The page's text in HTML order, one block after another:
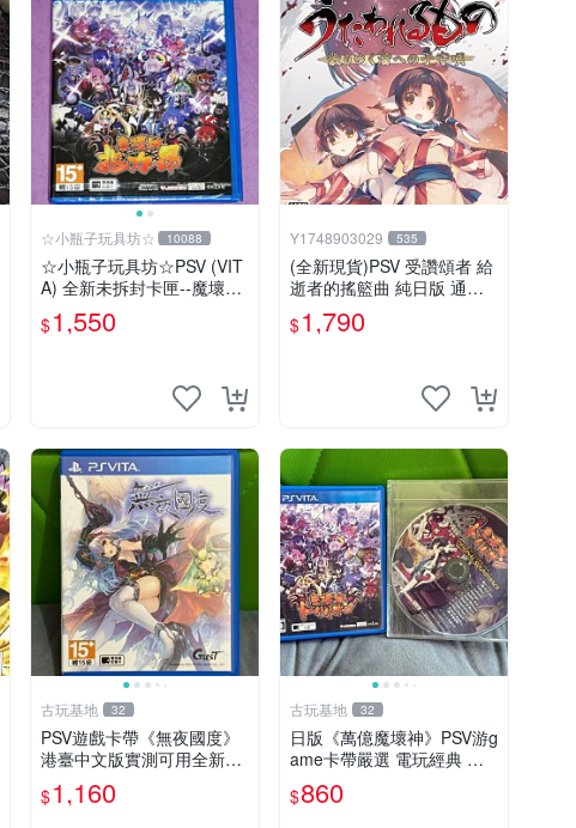
☆小瓶子玩具坊☆ 10088
☆小瓶子玩具坊☆PSV (VIT
A) 全新未拆封卡匣--魔壞神
兆力翁 繁體中文版
$1,550
Y1748903029 535
(全新現貨)PSV 受讚頌者 給
逝者的搖籃曲 純日版 通常
$1,790
古玩基地 32
PSV遊戲卡帶《無夜國度》
港臺中文版實測可用全新嚴
選成色如圖可放心購買 無夜
國度 PSV 港臺中文 游戲卡
$1,160
古玩基地 32
日版《萬億魔壞神》PSV游g
ame卡帶嚴選 電玩經典 測
試正常 完整遊戲內容 附贈
未拆封音樂CD 萬億魔壞神
$860